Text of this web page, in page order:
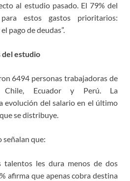
al estudio pasado. El 79% del
estos gastos prioritarios:
pago de deudas”.
estudio
6494 personas trabajadoras de
Chile, Ecuador y Perú. La
evolución del salario en el último
se distribuye.
que:
talentos les dura menos de dos
afirma que apenas cobra destina